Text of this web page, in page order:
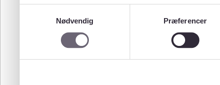
Nødvendig
Præferencer
90
95